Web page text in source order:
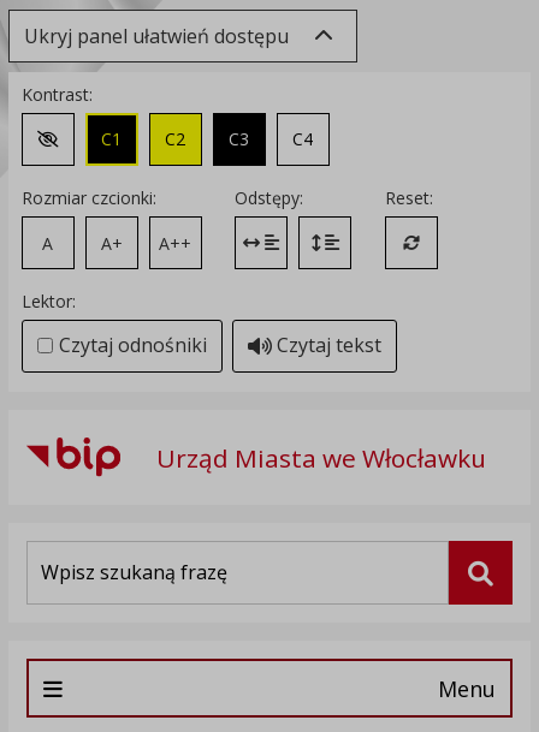
Ukryj panel ułatwień dostępu
Kontrast:
Zmień kontrast na domyślny
C1 C2 C3 C4
Rozmiar czcionki:
A
A+ A++
Odstępy:
Zmień odstęp między literami
Zmień interlinię i margines
Reset:
Przywróć
Lektor:
Czytaj odnośniki Czytaj tekst
Urząd Miasta we Włocławku
Menu